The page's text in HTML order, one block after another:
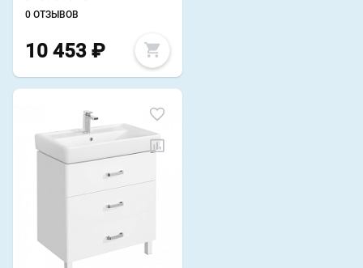
0 ОТЗЫВОВ
10 453 ₽